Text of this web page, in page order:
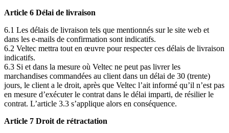
Article 6 Délai de livraison
6.1 Les délais de livraison tels que mentionnés sur le site web et
dans les e-mails de confirmation sont indicatifs.
6.2 Veltec mettra tout en œuvre pour respecter ces délais de livraison
indicatifs.
6.3 Si et dans la mesure où Veltec ne peut pas livrer les
marchandises commandées au client dans un délai de 30 (trente)
jours, le client a le droit, après que Veltec l’ait informé qu’il n’est pas
en mesure d’exécuter le contrat dans le délai imparti, de résilier le
contrat. L’article 3.3 s’applique alors en conséquence.
Article 7 Droit de rétractation